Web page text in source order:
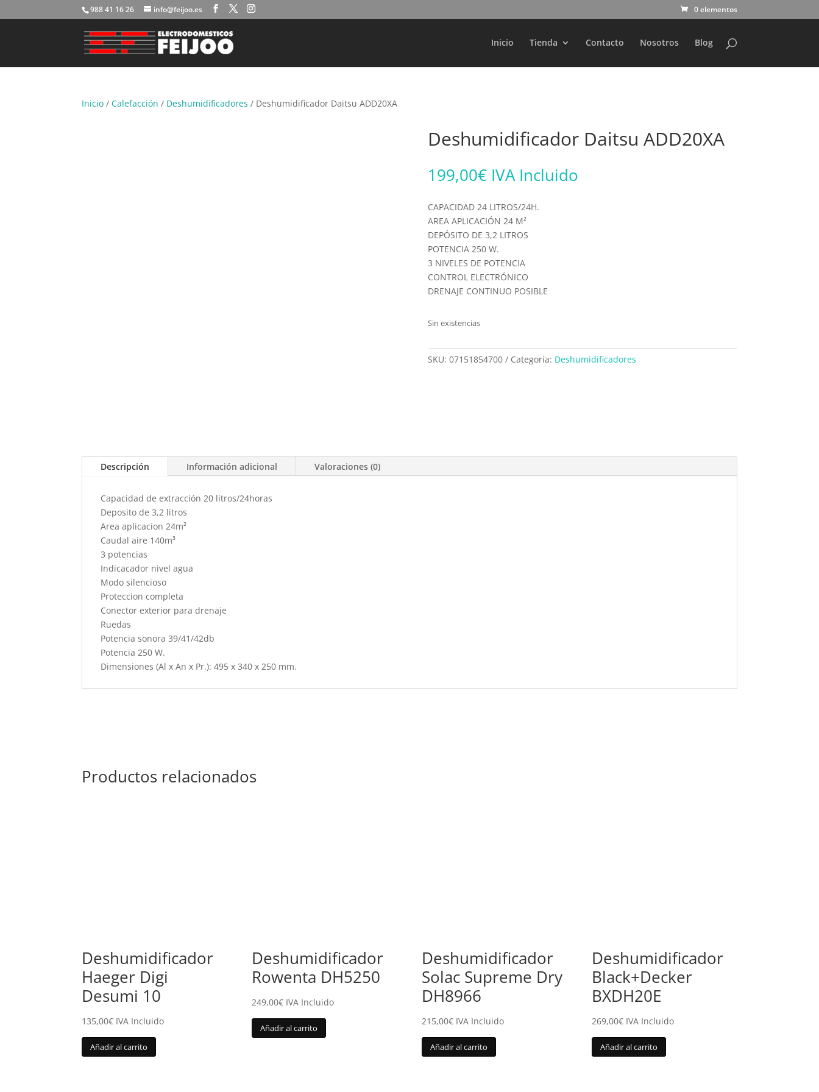
988 41 16 26 info@feijoo.es 0 elementos
Inicio Tienda Contacto Nosotros Blog
Búsqueda
productos
Inicio /Calefacción / Deshumidificadores / Deshumidificador Daitsu ADD20XA
Deshumidificador Daitsu ADD20XA
199,00€ IVA Incluido
CAPACIDAD 24 LITROS/24H.
AREA APLICACIÓN 24 M²
DEPÓSITO DE 3,2 LITROS
POTENCIA 250 W.
3 NIVELES DE POTENCIA
CONTROL ELECTRÓNICO
DRENAJE CONTINUO POSIBLE
Sin existencias
SKU: 07151854700 Categoría: Deshumidificadores
Descripción Información adicional Valoraciones (0)
Capacidad de extracción 20 litros/24horas
Deposito de 3,2 litros
Area aplicacion 24m²
Caudal aire 140m³
3 potencias
Indicacador nivel agua
Modo silencioso
Proteccion completa
Conector exterior para drenaje
Ruedas
Potencia sonora 39/41/42db
Potencia 250 W.
Dimensiones (Al x An x Pr.): 495 x 340 x 250 mm.
Productos relacionados
Deshumidificador
Haeger Digi
Desumi 10
135,00€ IVA Incluido
Añadir al carrito
Deshumidificador
Rowenta DH5250
249,00€ IVA Incluido
Añadir al carrito
Deshumidificador
Solac Supreme Dry
DH8966
215,00€ IVA Incluido
Añadir al carrito
Deshumidificador
Black+Decker
BXDH20E
269,00€ IVA Incluido
Añadir al carrito